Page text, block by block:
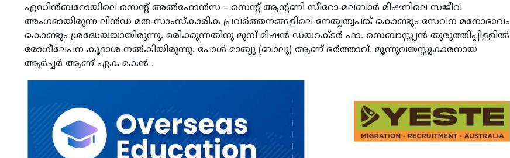
എഡിൻബറോയിലെ സെന്റ് അൽഫോൻസ – സെന്റ് ആന്റണി സീറോ-മലബാർ മിഷനിലെ സജീവ
അംഗമായിരുന്ന ലിൻഡ മത-സാംസ്‌കാരിക പ്രവർത്തനങ്ങളിലെ നേതൃത്വപങ്ക് കൊണ്ടും സേവന മനോഭാവം
കൊണ്ടും ശ്രദ്ധേയയായിരുന്നു. മരിക്കുന്നതിനു മുമ്പ് മിഷൻ ഡയറക്ടർ ഫാ. സെബാസ്റ്റ്യൻ തുരുത്തിപ്പിള്ളിൽ
രോഗീലേപന കൂദാശ നൽകിയിരുന്നു. പോൾ മാത്യു (ബാലു) ആണ് ഭർത്താവ്. മൂന്നുവയസ്സുകാരനായ
ആർച്ചർ ആണ് ഏക മകൻ .